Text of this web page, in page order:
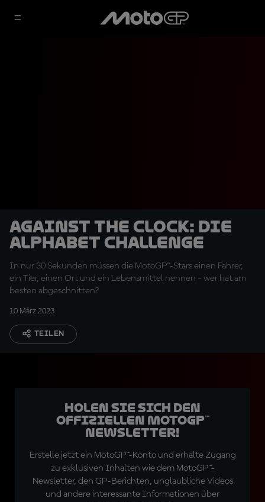
Against The Clock: Die
Alphabet Challenge
In nur 30 Sekunden müssen die MotoGP™-Stars einen Fahrer,
ein Tier, einen Ort und ein Lebensmittel nennen - wer hat am
besten abgeschnitten?
10 März 2023
TEILEN
Holen Sie sich den
offiziellen MotoGP™
Newsletter!
Erstelle jetzt ein MotoGP™-Konto und erhalte Zugang
zu exklusiven Inhalten wie dem MotoGP™-
Newsletter, den GP-Berichten, unglaubliche Videos
und andere interessante Informationen über